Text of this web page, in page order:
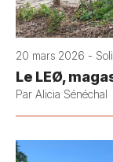
20 mars 2026 -
Le LEØ,
Par Alicia Sénéchal